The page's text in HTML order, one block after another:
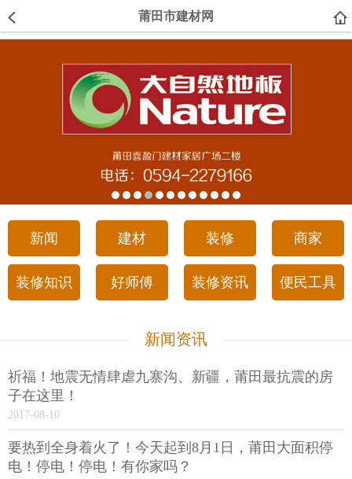
莆田市建材网
新闻 建材 装修 商家
装修知识 好师傅 装修资讯 便民工具
新闻资讯
祈福！地震无情肆虐九寨沟、新疆，莆田最抗震的房
子在这里！
2017-08-10
要热到全身着火了！今天起到8月1日，莆田大面积停
电！停电！停电！有你家吗？